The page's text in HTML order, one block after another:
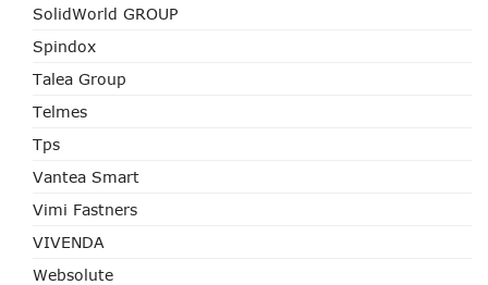
SolidWorld GROUP
Spindox
Talea Group
Telmes
Tps
Vantea Smart
Vimi Fastners
VIVENDA
Websolute